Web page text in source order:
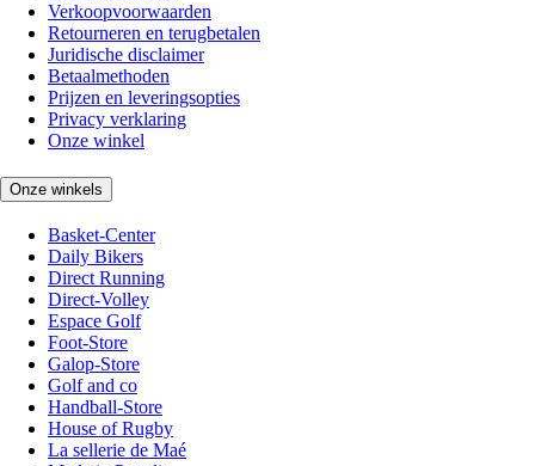
Verkoopvoorwaarden
Retourneren en terugbetalen
Juridische disclaimer
Betaalmethoden
Prijzen en leveringsopties
Privacy verklaring
Onze winkel
Onze winkels
Basket-Center
Daily Bikers
Direct Running
Direct-Volley
Espace Golf
Foot-Store
Galop-Store
Golf and co
Handball-Store
House of Rugby
La sellerie de Maé